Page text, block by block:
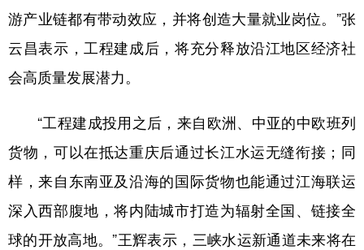
游产业链都有带动效应，并将创造大量就业岗位。”张
云昌表示，工程建成后，将充分释放沿江地区经济社
会高质量发展潜力。
“工程建成投用之后，来自欧洲、中亚的中欧班列
货物，可以在抵达重庆后通过长江水运无缝衔接；同
样，来自东南亚及沿海的国际货物也能通过江海联运
深入西部腹地，将内陆城市打造为辐射全国、链接全
球的开放高地。”王辉表示，三峡水运新通道未来将在